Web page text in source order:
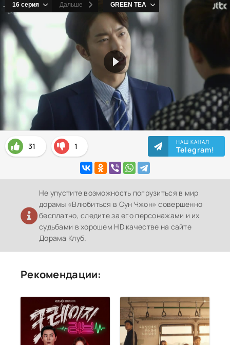
31 1 НАШ КАНАЛ
Telegram!
Не упустите возможность погрузиться в мир
дорамы «Влюбиться в Сун Чжон» совершенно
бесплатно, следите за его персонажами и их
судьбами в хорошем HD качестве на сайте
Дорама Клуб.
Рекомендации: